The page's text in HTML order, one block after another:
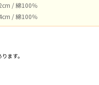
/ 綿100％
/ 綿100％
ます。